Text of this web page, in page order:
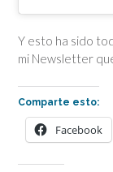
Y esto ha sido
mi Newsletter
Comparte esto:
Facebook